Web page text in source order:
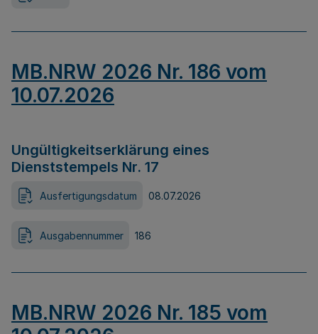
MB.NRW 2026 Nr. 186 vom
10.07.2026
Ungültigkeitserklärung eines
Dienststempels Nr. 17
Ausfertigungsdatum 08.07.2026
Ausgabennummer 186
MB.NRW 2026 Nr. 185 vom